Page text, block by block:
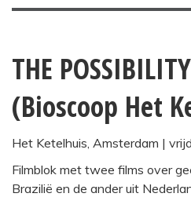
THE
(Bioscoop Het
Het Ketelhuis, Amsterdam |
Filmblok met twee films over
Brazilië en de ander uit